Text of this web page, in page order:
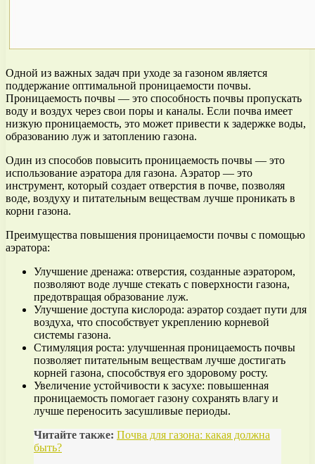
Одной из важных задач при уходе за газоном является
поддержание оптимальной проницаемости почвы.
Проницаемость почвы — это способность почвы пропускать
воду и воздух через свои поры и каналы. Если почва имеет
низкую проницаемость, это может привести к задержке воды,
образованию луж и затоплению газона.
Один из способов повысить проницаемость почвы — это
использование аэратора для газона. Аэратор — это
инструмент, который создает отверстия в почве, позволяя
воде, воздуху и питательным веществам лучше проникать в
корни газона.
Преимущества повышения проницаемости почвы с помощью
аэратора:
Улучшение дренажа: отверстия, созданные аэратором,
позволяют воде лучше стекать с поверхности газона,
предотвращая образование луж.
Улучшение доступа кислорода: аэратор создает пути для
воздуха, что способствует укреплению корневой
системы газона.
Стимуляция роста: улучшенная проницаемость почвы
позволяет питательным веществам лучше достигать
корней газона, способствуя его здоровому росту.
Увеличение устойчивости к засухе: повышенная
проницаемость помогает газону сохранять влагу и
лучше переносить засушливые периоды.
Читайте также: Почва для газона: какая должна
быть?